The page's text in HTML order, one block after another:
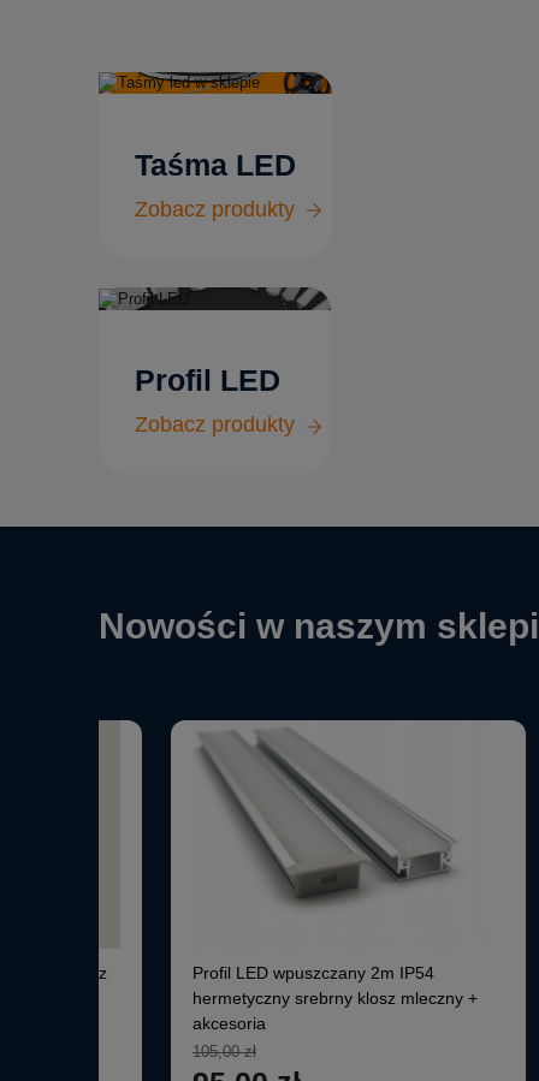
Taśma LED
Zobacz produkty
Profil LED
Zobacz produkty
Nowości w naszym
Aluminiowy z
Profil LED wpuszczany 2m IP54
hermetyczny srebrny klosz mleczny +
akcesoria
105,00 zł